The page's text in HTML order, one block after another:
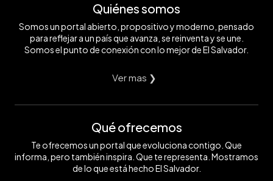
Quiénes somos
Somos un portal abierto, propositivo y moderno, pensado
para reflejar a un país que avanza, se reinventa y se une.
Somos el punto de conexión con lo mejor de El Salvador.
Ver mas ❯
Qué ofrecemos
Te ofrecemos un portal que evoluciona contigo. Que
informa, pero también inspira. Que te representa. Mostramos
de lo que está hecho El Salvador.